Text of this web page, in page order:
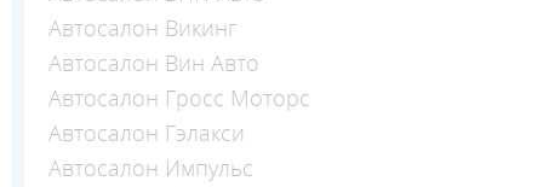
Автосалон Викинг
Автосалон Вин Авто
Автосалон Гросс Моторс
Автосалон Гэлакси
Автосалон Импульс